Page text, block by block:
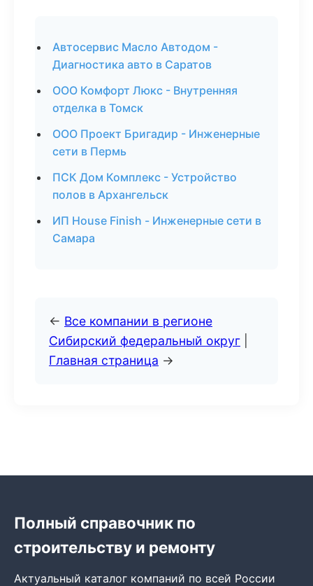
Автосервис Масло Автодом -
Диагностика авто в Саратов
ООО Комфорт Люкс - Внутренняя
отделка в Томск
ООО Проект Бригадир - Инженерные
сети в Пермь
ПСК Дом Комплекс - Устройство
полов в Архангельск
ИП House Finish - Инженерные сети в
Самара
← Все компании в регионе
Сибирский федеральный округ
Главная страница →
Полный справочник по
строительству и ремонту
Актуальный каталог компаний по всей России